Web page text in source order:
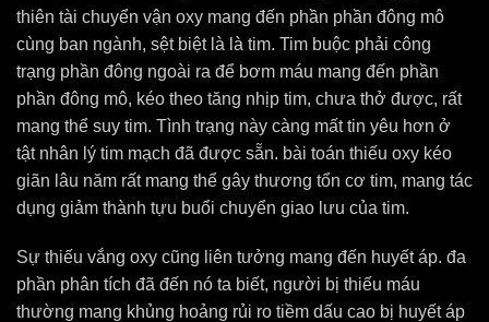
thiên tài chuyển vận oxy mang đến phần phần đông mô
cùng ban ngành, sệt biệt là là tim. Tim buộc phải công
trạng phần đông ngoài ra để bơm máu mang đến phần
phần đông mô, kéo theo tăng nhịp tim, chưa thở được, rất
mang thể suy tim. Tình trạng này càng mất tin yêu hơn ở
tật nhân lý tim mạch đã được sẵn. bài toán thiếu oxy kéo
giãn lâu năm rất mang thể gây thương tổn cơ tim, mang tác
dụng giảm thành tựu buổi chuyển giao lưu của tim.
Sự thiếu vắng oxy cũng liên tưởng mang đến huyết áp. đa
phần phân tích đã đến nó ta biết, người bị thiếu máu
thường mang khủng hoảng rủi ro tiềm dấu cao bị huyết áp